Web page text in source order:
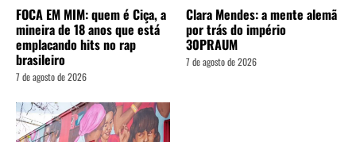
FOCA EM MIM: quem é Ciça, a
mineira de 18 anos que está
emplacando hits no rap
brasileiro
7 de agosto de 2026
Clara Mendes: a mente alemã
por trás do império
30PRAUM
7 de agosto de 2026